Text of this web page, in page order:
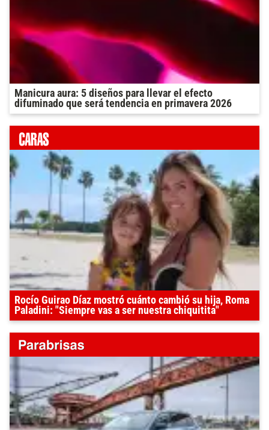
Manicura aura: 5 diseños para llevar el efecto
difuminado que será tendencia en primavera 2026
Rocío Guirao Díaz mostró cuánto cambió su hija, Roma
Paladini: "Siempre vas a ser nuestra chiquitita"